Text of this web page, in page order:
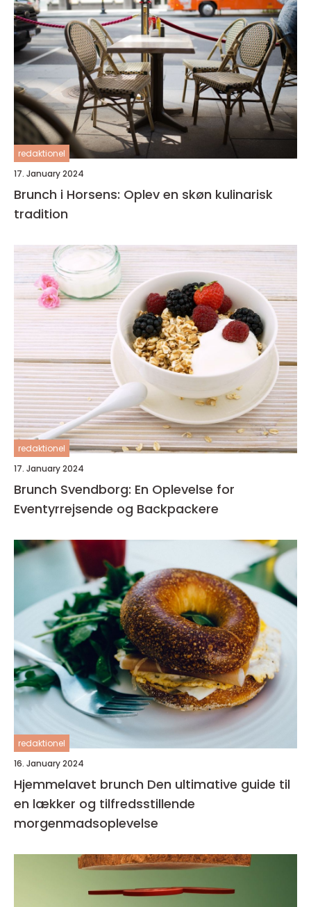
redaktionel
17. January 2024
Brunch i Horsens: Oplev en skøn kulinarisk
tradition
redaktionel
17. January 2024
Brunch Svendborg: En Oplevelse for
Eventyrrejsende og Backpackere
redaktionel
16. January 2024
Hjemmelavet brunch Den ultimative guide til
en lækker og tilfredsstillende
morgenmadsoplevelse